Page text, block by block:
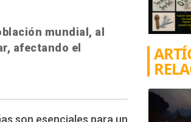
mundial, al
afectando el
son esenciales para un